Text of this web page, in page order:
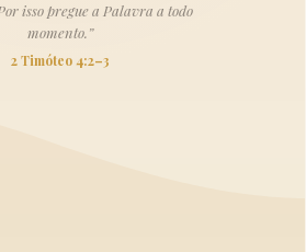
isso pregue a Palavra a todo
momento.”
2 Timóteo 4:2–3